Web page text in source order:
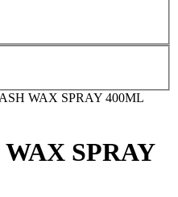
WAX SPRAY 400ML
SPRAY